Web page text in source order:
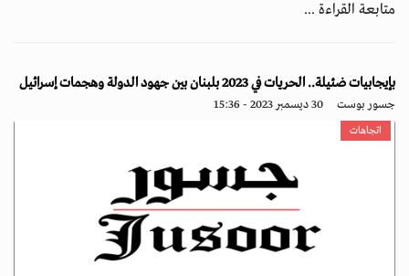
متابعة القراءة ...
بإيجابيات ضئيلة.. الحريات في 2023 بلبنان بين جهود الدولة وهجمات إسرائيل
جسور بوست 30 ديسمبر 2023 - 15:36
اتجاهات